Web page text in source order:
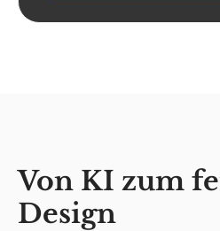
Von KI zum
Design